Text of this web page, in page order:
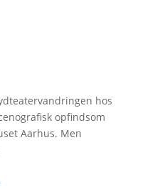
hos
opfindsom
Aarhus. Men